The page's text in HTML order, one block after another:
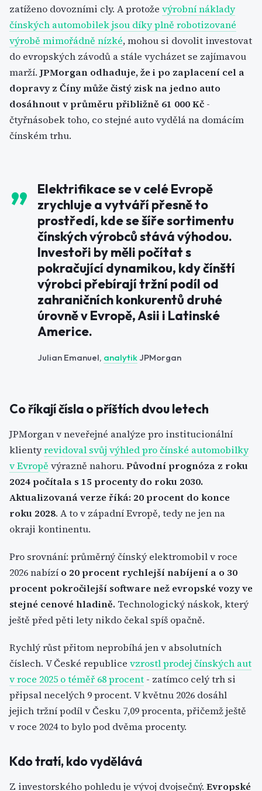
zatíženo dovozními cly. A protože výrobní náklady
čínských automobilek jsou díky plně robotizované
výrobě mimořádně nízké, mohou si dovolit investovat
do evropských závodů a stále vycházet se zajímavou
marží. JPMorgan odhaduje, že i po zaplacení cel a
dopravy z Číny může čistý zisk na jedno auto
dosáhnout v průměru přibližně 61 000 Kč -
čtyřnásobek toho, co stejné auto vydělá na domácím
čínském trhu.
Elektrifikace se v celé Evropě
zrychluje a vytváří přesně to
prostředí, kde se šíře sortimentu
čínských výrobců stává výhodou.
Investoři by měli počítat s
pokračující dynamikou, kdy čínští
výrobci přebírají tržní podíl od
zahraničních konkurentů druhé
úrovně v Evropě, Asii i Latinské
Americe.
Julian Emanuel, analytik JPMorgan
Co říkají čísla o příštích dvou letech
JPMorgan v neveřejné analýze pro institucionální
klientyrevidoval svůj výhled pro čínské automobilky
v Evropě výrazně nahoru. Původní prognóza z roku
2024 počítala s 15 procenty do roku 2030.
Aktualizovaná verze říká: 20 procent do konce
roku 2028. A to v západní Evropě, tedy ne jen na
okraji kontinentu.
Pro srovnání: průměrný čínský elektromobil v roce
2026 nabízí o 20 procent rychlejší nabíjení a o 30
procent pokročilejší software než evropské vozy ve
stejné cenové hladině. Technologický náskok, který
ještě před pěti lety nikdo čekal spíš opačně.
Rychlý růst přitom neprobíhá jen v absolutních
číslech. V České republice vzrostl prodej čínských aut
v roce 2025 o téměř 68 procent - zatímco celý trh si
připsal necelých 9 procent. V květnu 2026 dosáhl
jejich tržní podíl v Česku 7,09 procenta, přičemž ještě
v roce 2024 to bylo pod dvěma procenty.
Kdo tratí, kdo vydělává
Z investorského pohledu je vývoj dvojsečný. Evropské